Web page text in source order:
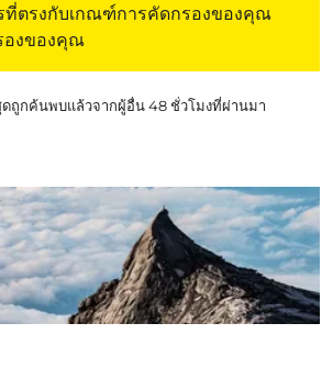
ที่ตรงกับเกณฑ์การคัดกรองของคุณ
องของคุณ
ดถูกค้นพบแล้วจากผู้อื่น 48 ชั่วโมงที่ผ่านมา